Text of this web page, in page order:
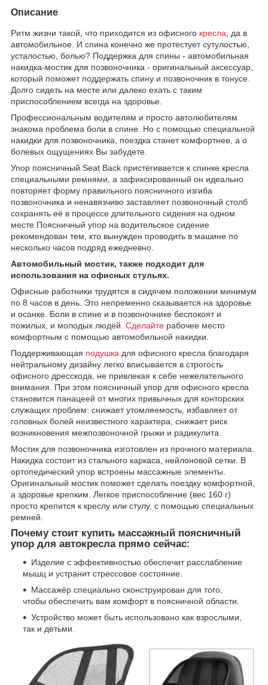
Описание
Ритм жизни такой, что приходится из офисного кресла , да в
автомобильное. И спина конечно же протестует сутулостью,
усталостью, болью? Поддержка для спины - автомобильная
накидка-мостик для позвоночника - оригинальный аксессуар,
который поможет поддержать спину и позвоночник в тонусе.
Долго сидеть на месте или далеко ехать с таким
приспособлением всегда на здоровье.
Профессиональным водителям и просто автолюбителям
знакома проблема боли в спине. Но с помощью специальной
накидки для позвоночника, поездка станет комфортнее, а о
болевых ощущениях Вы забудете.
Упор поясничный Seat Back пристёгивается к спинке кресла
специальными ремнями, а зафиксированный он идеально
повторяет форму правильного поясничного изгиба
позвоночника и ненавязчиво заставляет позвоночный столб
сохранять её в процессе длительного сидения на одном
месте.Поясничный упор на водительское сидение
рекомендован тем, кто вынужден проводить в машине по
несколько часов подряд ежедневно.
Автомобильный мостик, также подходит для
использования на офисных стульях.
Офисные работники трудятся в сидячем положении минимум
по 8 часов в день. Это непременно сказывается на здоровье
и осанке. Боли в спине и в позвоночнике беспокоят и
пожилых, и молодых людей. Сделайте рабочее место
комфортным с помощью автомобильной накидки.
Поддерживающая подушка для офисного кресла благодаря
нейтральному дизайну легко вписывается в строгость
офисного дресскода, не привлекая к себе нежелательного
внимания. При этом поясничный упор для офисного кресла
становится панацеей от многих привычных для конторских
служащих проблем: снижает утомляемость, избавляет от
головных болей неизвестного характера, снижает риск
возникновения межпозвоночной грыжи и радикулита.
Мостик для позвоночника изготовлен из прочного материала.
Накидка состоит из стального каркаса, нейлоновой сетки. В
ортопедический упор встроены массажные элементы.
Оригинальный мостик поможет сделать поездку комфортной,
а здоровье крепким. Легкое приспособление (вес 160 г)
просто крепится к креслу или стулу, с помощью специальных
ремней.
Почему стоит купить массажный поясничный
упор для автокресла прямо сейчас:
Изделие с эффективностью обеспечит расслабление
мышц и устранит стрессовое состояние.
Массажёр специально сконструирован для того,
чтобы обеспечить вам комфорт в поясничной области.
Устройство может быть использовано как взрослыми,
так и детьми.